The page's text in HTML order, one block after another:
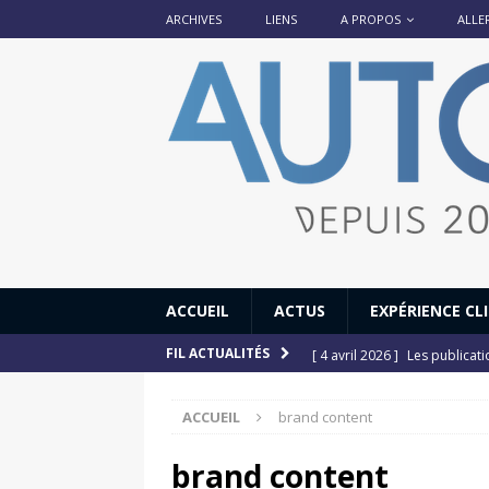
ARCHIVES LIENS A PROPOS
ACCUEIL ACTUS EXPÉRIENCE
FIL ACTUALITÉS [ 4 avril 2026 ] Les
[ 12 juillet 2025 ]
[ 6 juillet 2025 ]
ACCUEIL brand content
brand content